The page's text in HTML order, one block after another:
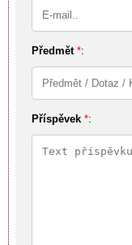
Předmět *:
Příspěvek *: